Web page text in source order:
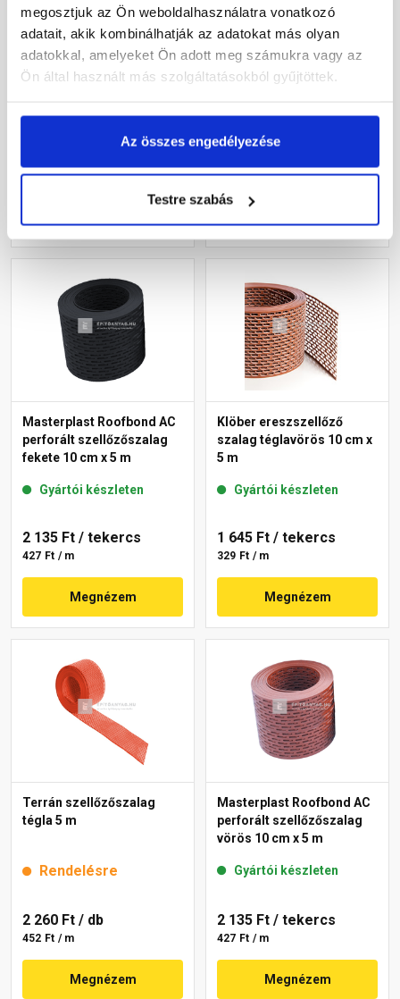
megosztjuk az Ön weboldalhasználatra vonatkozó
adatait, akik kombinálhatják az adatokat más olyan
adatokkal, amelyeket Ön adott meg számukra vagy az
Ön által használt más szolgáltatásokból gyűjtöttek.
Az összes engedélyezése
Testre szabás
Terrán szellőzőszalag
alumínium, tégla 10 m
1 472 Ft / m
Klöber ereszszellőző
szalag fekete 15 cm x 5 m
1 075 Ft / m
Masterplast Roofbond AC
perforált szellőzőszalag
fekete 10 cm x 5 m
Gyártói készleten
2 135 Ft / tekercs
427 Ft / m
Megnézem
Klöber ereszszellőző
szalag téglavörös 10 cm x
5 m
Gyártói készleten
1 645 Ft / tekercs
329 Ft / m
Megnézem
Terrán szellőzőszalag
tégla 5 m
Rendelésre
2 260 Ft / db
452 Ft / m
Megnézem
Masterplast Roofbond AC
perforált szellőzőszalag
vörös 10 cm x 5 m
Gyártói készleten
2 135 Ft / tekercs
427 Ft / m
Megnézem